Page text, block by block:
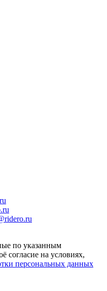
по указанным
согласие на условиях,
персональных данных